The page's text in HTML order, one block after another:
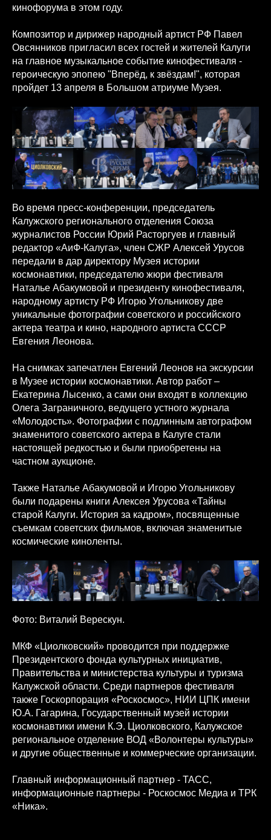
кинофорума в этом году.
Композитор и дирижер народный артист РФ Павел
Овсянников пригласил всех гостей и жителей Калуги
на главное музыкальное событие кинофестиваля -
героическую эпопею "Вперёд, к звёздам!", которая
пройдет 13 апреля в Большом атриуме Музея.
Во время пресс-конференции, председатель
Калужского регионального отделения Союза
журналистов России Юрий Расторгуев и главный
редактор «АиФ-Калуга», член СЖР Алексей Урусов
передали в дар директору Музея истории
космонавтики, председателю жюри фестиваля
Наталье Абакумовой и президенту кинофестиваля,
народному артисту РФ Игорю Угольникову две
уникальные фотографии советского и российского
актера театра и кино, народного артиста СССР
Евгения Леонова.
На снимках запечатлен Евгений Леонов на экскурсии
в Музее истории космонавтики. Автор работ –
Екатерина Лысенко, а сами они входят в коллекцию
Олега Заграничного, ведущего устного журнала
«Молодость». Фотографии с подлинным автографом
знаменитого советского актера в Калуге стали
настоящей редкостью и были приобретены на
частном аукционе.
Также Наталье Абакумовой и Игорю Угольникову
были подарены книги Алексея Урусова «Тайны
старой Калуги. История за кадром», посвященные
съемкам советских фильмов, включая знаменитые
космические киноленты.
Фото: Виталий Верескун.
МКФ «Циолковский» проводится при поддержке
Президентского фонда культурных инициатив,
Правительства и министерства культуры и туризма
Калужской области. Среди партнеров фестиваля
также Госкорпорация «Роскосмос», НИИ ЦПК имени
Ю.А. Гагарина, Государственный музей истории
космонавтики имени К.Э. Циолковского, Калужское
региональное отделение ВОД «Волонтеры культуры»
и другие общественные и коммерческие организации.
Главный информационный партнер - ТАСС,
информационные партнеры - Роскосмос Медиа и ТРК
«Ника».